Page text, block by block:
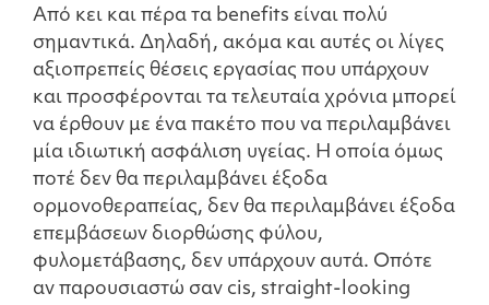
Από κει και πέρα τα benefits είναι πολύ
σημαντικά. Δηλαδή, ακόμα και αυτές οι λίγες
αξιοπρεπείς θέσεις εργασίας που υπάρχουν
και προσφέρονται τα τελευταία χρόνια μπορεί
να έρθουν με ένα πακέτο που να περιλαμβάνει
μία ιδιωτική ασφάλιση υγείας. Η οποία όμως
ποτέ δεν θα περιλαμβάνει έξοδα
ορμονοθεραπείας, δεν θα περιλαμβάνει έξοδα
επεμβάσεων διορθώσης φύλου,
φυλομετάβασης, δεν υπάρχουν αυτά. Οπότε
αν παρουσιαστώ σαν cis, straight-looking